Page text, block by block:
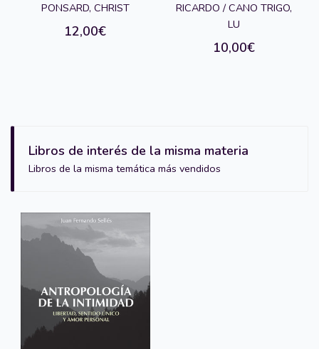
PONSARD, CHRIST
12,00€
RICARDO / CANO TRIGO,
LU
10,00€
Libros de interés de la misma materia
Libros de la misma temática más vendidos